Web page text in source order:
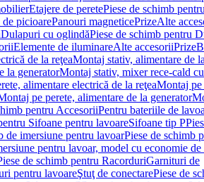
Etajere de peretePiese de schimb
de picioarePanouri magneticePrizeAlte
Dulapuri cu oglindăPiese de schimb pentru
Elemente de iluminareAlte accesoriiPrize
de la reţeaMontaj stativ, alimentare de
la generatorMontaj stativ, mixer rece-cald
alimentare electrică de la reţeaMontaj pe
pe perete, alimentare de la generator
pentru AccesoriiPentru bateriile de
Sifoane pentru lavoareSifoane tip P
de imersiune pentru lavoarPiese de schimb
pentru lavoar, model cu economie de
de schimb pentru RacorduriGarnituri de
pentru lavoareŞtuţ de conectarePiese de